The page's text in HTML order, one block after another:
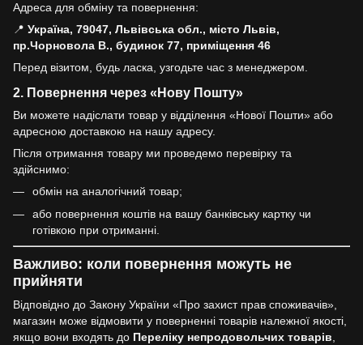
Адреса для обміну та повернення:
📍 Україна, 79047, Львівська обл., місто Львів,
пр.Чорновола В., будинок 77, приміщення 46
Перед візитом, будь ласка, узгодьте час з менеджером.
2. Повернення через «Нову Пошту»
Ви можете надіслати товар у відділення «Нової Пошти» або
адресною доставкою на нашу адресу.
Після отримання товару ми проведемо перевірку та
здійснимо:
обмін на аналогічний товар;
або повернення коштів на вашу банківську картку чи
готівкою при отриманні.
Важливо: коли повернення можуть не
прийняти
Відповідно до Закону України «Про захист прав споживачів»,
магазин може відмовити у поверненні товарів належної якості,
якщо вони входять до Переліку непродовольчих товарів,